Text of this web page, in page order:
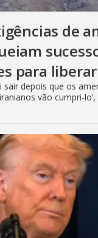
de
para
sair depois que os
vão cumpri-